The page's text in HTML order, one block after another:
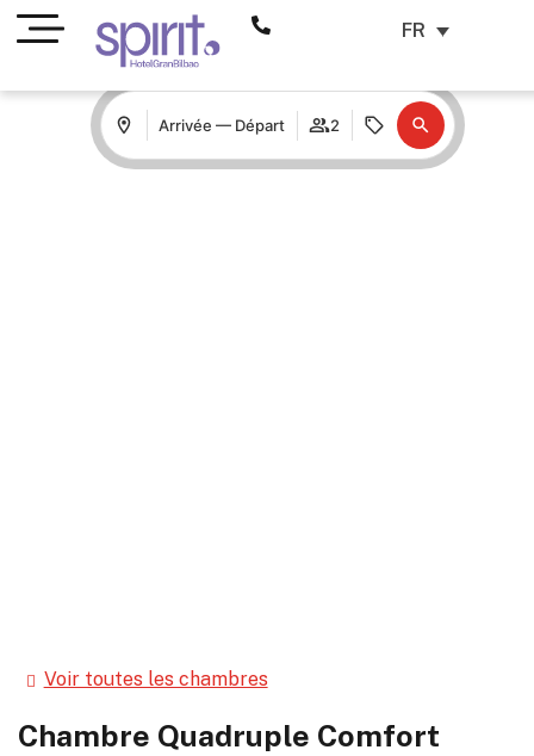
FR
Arrivée — Départ 2
Voir toutes les chambres
Chambre Quadruple Comfort